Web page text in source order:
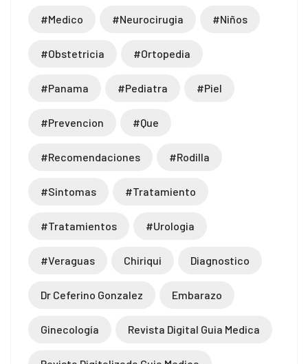
#medico #neurocirugia #niños
#obstetricia #ortopedia
#panama #pediatra #piel
#prevencion #que
#recomendaciones #rodilla
#sintomas #tratamiento
#tratamientos #urologia
#veraguas Chiriqui Diagnostico
Dr Ceferino Gonzalez Embarazo
Ginecología Revista Digital Guia Medica